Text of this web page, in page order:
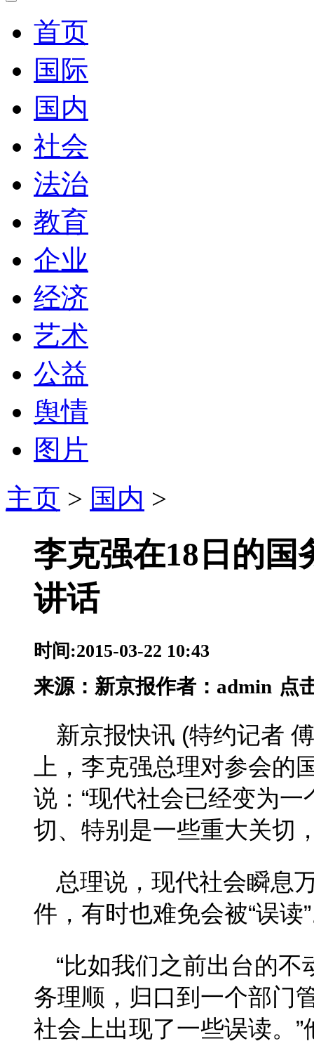
首页
国际
国内
社会
法治
教育
企业
经济
艺术
公益
舆情
图片
主页 > 国内 >
李克强在18日的国
讲话
时间:2015-03-22 10:43
来源： 新京报作者：admin 点
新京报快讯 (特约记者
上，李克强总理对参会的
说：“现代社会已经变为
切、特别是一些重大关切
总理说，现代社会瞬息
件，有时也难免会被“误读
“比如我们之前出台的
务理顺，归口到一个部门
社会上出现了一些误读。